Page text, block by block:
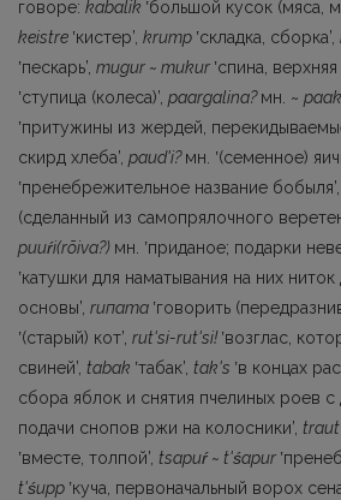
говоре: kabalik ʽбольшой кусок (мяса,
keistre ʽкистер’, krитр ʽскладка, сборка’,
ʽпескарь’, mugur ~ тиkur ʽспина, верхняя
ʽступица (колеса)’, paargalina?мн. ~
ʽпритужины из жердей,
скирд хлеба’, paud'i?мн. ʽ(семенное)
ʽпренебрежительное название бобыля’,
(сделанный из самопрялочного
puuŕi(rõiva?) мн. ʽприданое; подарки
ʽкатушки для наматывания на них
основы’, rипата ʽговорить
ʽ(старый) кот’, rut'si-rut'si!ʽвозглас,
свиней’, tabak ʽтабак’, tak's ʽв концах
сбора яблок и снятия пчелиных роев с
подачи снопов ржи на колосники’,
ʽвместе, толпой’, tsapuŕ ~ t'śapur
t'śupp ʽкуча, перво­начальный ворох